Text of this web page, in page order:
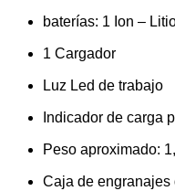
baterías: 1 Ion –
1 Cargador
Luz Led de trabajo
Indicador de carga
Peso aproximado:
Caja de